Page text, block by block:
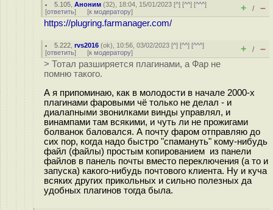
5.105 ,Аноним (32), 18:04, 15/01/2023 [^] [^^] [^^^]
[ответить] [к модератору] + / –
https://plugring.farmanager.com/
5.222 ,rvs2016 (ok), 10:56, 03/02/2023 [^] [^^] [^^^]
[ответить] [к модератору] + / –
> Тотал разширяется плагинами, а Фар не
помню такого.
А я припоминаю, как в молодости в начале 2000-х
плагинами фаровыми чё только не делал - и
диалапными звонилками винды управлял, и
винампами там всякими, и чуть ли не прожигами
болванок баловался. А почту фаром отправляю до
сих пор, когда надо быстро "спамануть" кому-нибудь
файл (файлы) простым копированием из панели
файлов в панель почты вместо переключения (а то и
запуска) какого-нибудь почтового клиента. Ну и куча
всяких других прикольных и сильно полезных да
удобных плагинов тогда была.